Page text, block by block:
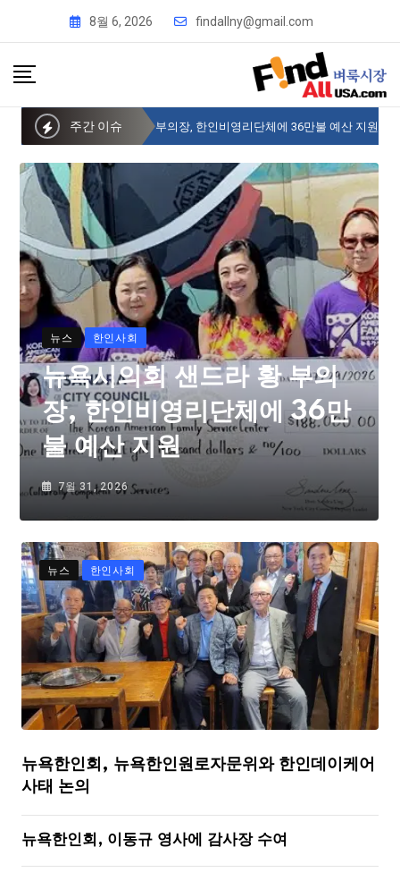
8월 6, 2026 findallny@gmail.com
주간 이슈
뉴욕시의회 샌드라 황 부의장, 한인비영리단체에 36만불 예산 지원
뉴스 한인사회
뉴욕시의회 샌드라 황 부의
장, 한인비영리단체에 36만
불 예산 지원
7월 31, 2026
뉴스 한인사회
뉴욕한인회, 뉴욕한인원로자문위와 한인데이케어
사태 논의
뉴욕한인회, 이동규 영사에 감사장 수여